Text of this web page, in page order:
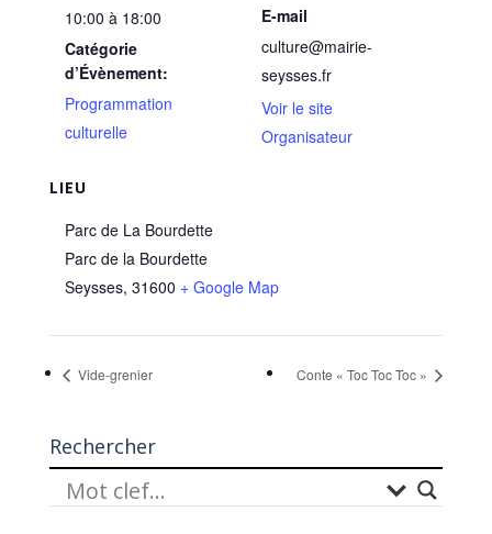
10:00 à 18:00
Catégorie
d’Évènement:
Programmation
culturelle
LIEU
Parc de La Bourdette
Parc de la Bourdette
Seysses, 31600 + Google Map
E-mail
culture@mairie-
seysses.fr
Voir le site
Organisateur
Vide-grenier Conte « Toc Toc Toc »
Rechercher